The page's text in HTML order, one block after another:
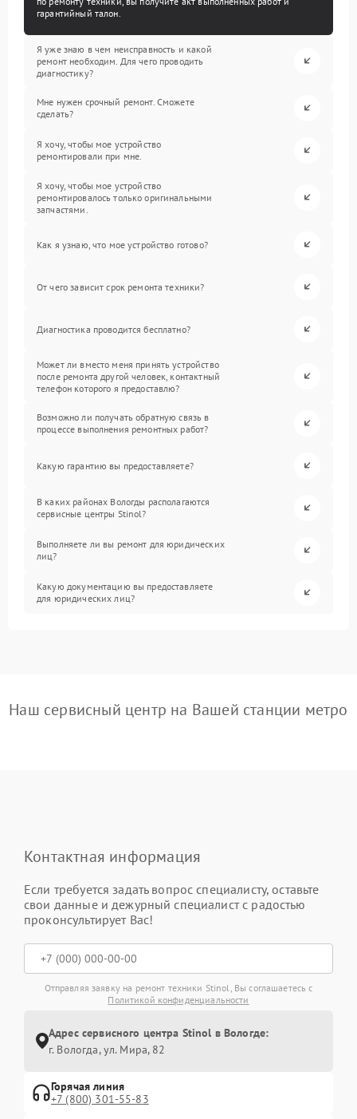
гарантийный талон.
Я уже знаю в чем неисправность и какой
ремонт необходим. Для чего проводить
диагностику?
Мне нужен срочный ремонт. Сможете
сделать?
Я хочу, чтобы мое устройство
ремонтировали при мне.
Я хочу, чтобы мое устройство
ремонтировалось только оригинальными
запчастями.
Как я узнаю, что мое устройство готово?
От чего зависит срок ремонта техники?
Диагностика проводится бесплатно?
Может ли вместо меня принять устройство
после ремонта другой человек, контактный
телефон которого я предоставлю?
Возможно ли получать обратную связь в
процессе выполнения ремонтных работ?
Какую гарантию вы предоставляете?
В каких районах Вологды располагаются
сервисные центры Stinol?
Выполняете ли вы ремонт для юридических
лиц?
Какую документацию вы предоставляете
для юридических лиц?
Наш сервисный центр на Вашей станции метро
Контактная информация
Если требуется задать вопрос специалисту, оставьте
свои данные и дежурный специалист с радостью
проконсультирует Вас!
Отправляя заявку на ремонт техники Stinol, Вы соглашаетесь с
Политикой конфиденциальности
Адрес сервисного центра Stinol в Вологде:
г. Вологда, ул. Мира, 82
Горячая линия
+7 (800) 301-55-83